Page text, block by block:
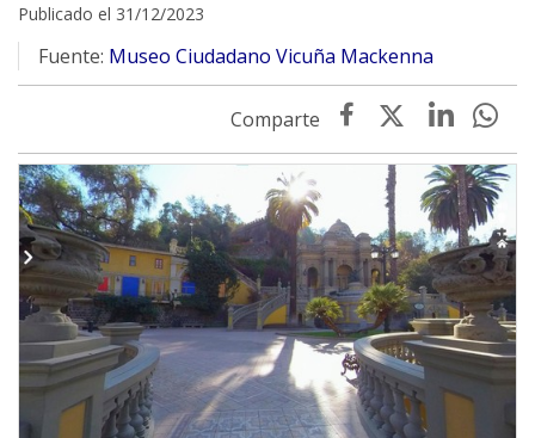
Publicado el 31/12/2023
Fuente: Museo Ciudadano Vicuña Mackenna